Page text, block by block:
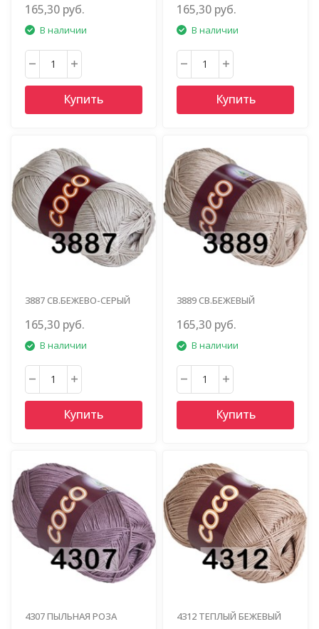
165,30 руб.
В наличии
Купить
165,30 руб.
В наличии
Купить
3887 СВ.БЕЖЕВО-СЕРЫЙ
165,30 руб.
В наличии
Купить
3889 СВ.БЕЖЕВЫЙ
165,30 руб.
В наличии
Купить
4307 ПЫЛЬНАЯ РОЗА 4312 ТЕПЛЫЙ БЕЖЕВЫЙ